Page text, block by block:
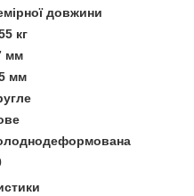
довжини
кг
мм
мм